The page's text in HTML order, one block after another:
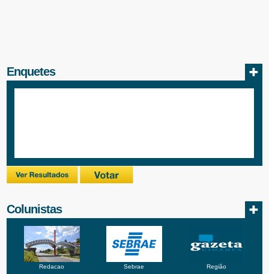
Enquetes
Colunistas
Redacao Sebrae Região